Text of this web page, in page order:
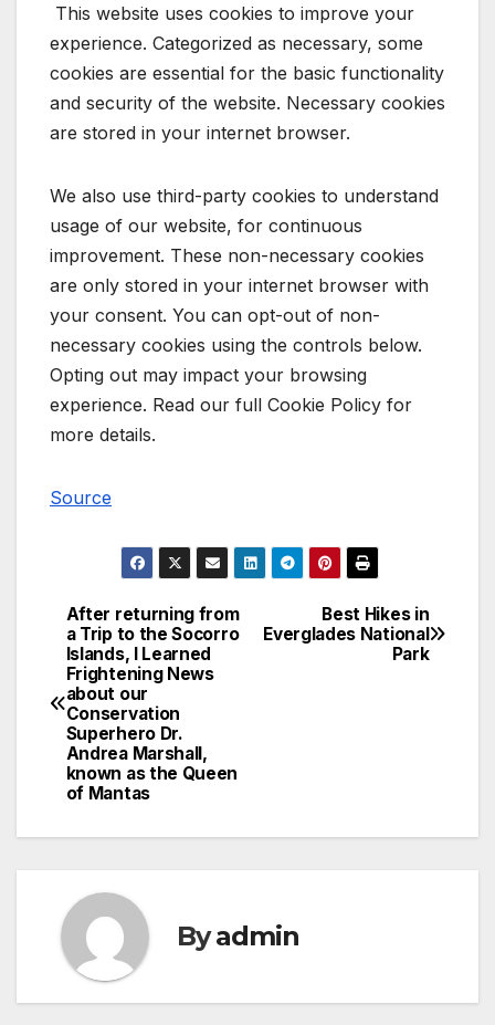
This website uses cookies to improve your
experience. Categorized as necessary, some
cookies are essential for the basic functionality
and security of the website. Necessary cookies
are stored in your internet browser.
We also use third-party cookies to understand
usage of our website, for continuous
improvement. These non-necessary cookies
are only stored in your internet browser with
your consent. You can opt-out of non-
necessary cookies using the controls below.
Opting out may impact your browsing
experience. Read our full Cookie Policy for
more details.
Source
Post
navigation
Best Hikes in
Everglades National
Park
After returning from
a Trip to the Socorro
Islands, I Learned
Frightening News
about our
Conservation
Superhero Dr.
Andrea Marshall,
known as the Queen
of Mantas
Byadmin